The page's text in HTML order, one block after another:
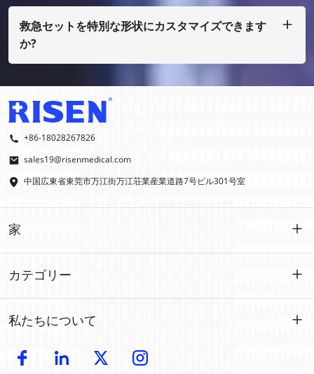
常の印刷ではない場合は、サンプル費用を支払う必要がありま
す。
救急セットを特別な形状にカスタマイズできます
か?
+86-18028267826
sales19@risenmedical.com
中国広東省東莞市万江街万江荘業産業道路7号ビル301号室
家
製品
製造
カテゴリー
カスタマイズされた
私たちについて
導入